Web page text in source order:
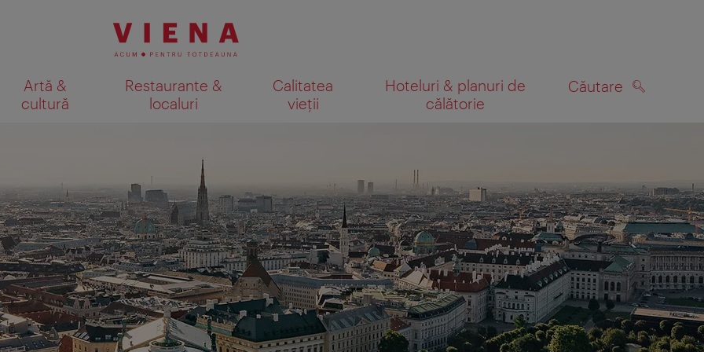
Artă &
cultură
Restaurante &
localuri
Calitatea
vieții
Hoteluri & planuri de
călătorie
Căutare